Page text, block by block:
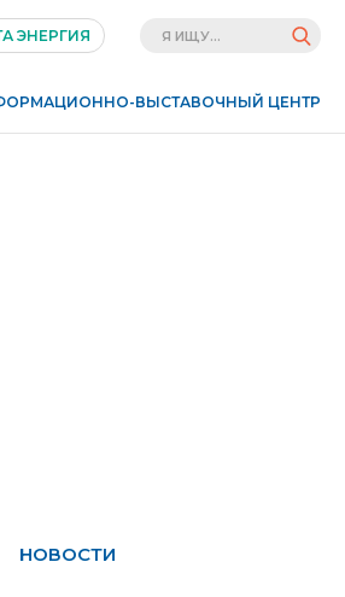
ЭНЕРГИЯ
ВЫСТАВОЧНЫЙ ЦЕНТР
НОВОСТИ